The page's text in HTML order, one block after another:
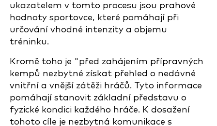
ukazatelem v tomto procesu jsou prahové
hodnoty sportovce, které pomáhají při
určování vhodné intenzity a objemu
tréninku.
Kromě toho je "před zahájením přípravných
kempů nezbytné získat přehled o nedávné
vnitřní a vnější zátěži hráčů. Tyto informace
pomáhají stanovit základní představu o
fyzické kondici každého hráče. K dosažení
tohoto cíle je nezbytná komunikace s